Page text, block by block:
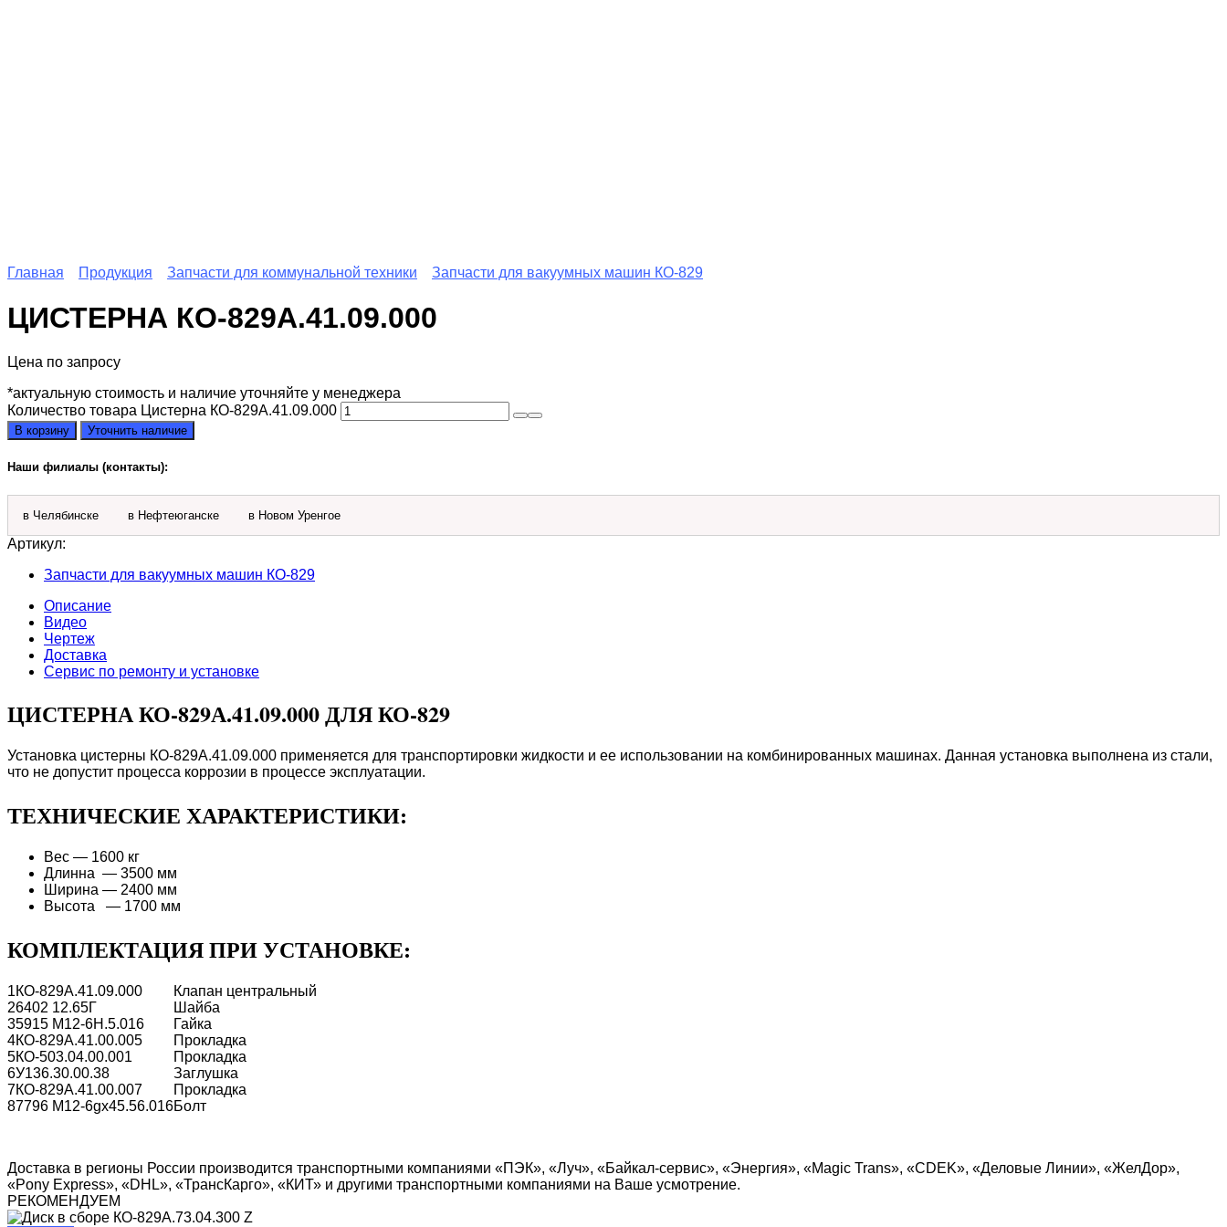
Главная Продукция Запчасти для коммунальной техники Запчасти для вакуумных машин КО-829
ЦИСТЕРНА КО-829А.41.09.000
Цена по запросу
*актуальную стоимость и наличие уточняйте у менеджера
Количество товара Цистерна КО-829А.41.09.000
В корзину Уточнить наличие
Наши филиалы (контакты):
в Челябинске в Нефтеюганске в Новом Уренгое
Артикул:
Запчасти для вакуумных машин КО-829
Описание
Видео
Чертеж
Доставка
Сервис по ремонту и установке
ЦИСТЕРНА КО-829А.41.09.000 ДЛЯ КО-829
Установка цистерны КО-829А.41.09.000 применяется для транспортировки жидкости и ее использовании на комбинированных машинах. Данная установка выполнена из стали,
что не допустит процесса коррозии в процессе эксплуатации.
ТЕХНИЧЕСКИЕ ХАРАКТЕРИСТИКИ:
Вес — 1600 кг
Длинна — 3500 мм
Ширина — 2400 мм
Высота — 1700 мм
КОМПЛЕКТАЦИЯ ПРИ УСТАНОВКЕ:
1КО-829А.41.09.000
Клапан центральный
26402 12.65Г
Шайба
35915 М12-6Н.5.016
Гайка
4КО-829А.41.00.005
Прокладка
5КО-503.04.00.001
Прокладка
6У136.30.00.38
Заглушка
7КО-829А.41.00.007
Прокладка
87796 М12-6gх45.56.016Болт
Доставка в регионы России производится транспортными компаниями «ПЭК», «Луч», «Байкал-сервис», «Энергия», «Magic Trans», «CDEK», «Деловые Линии», «ЖелДор»,
«Pony Express», «DHL», «ТрансКарго», «КИТ» и другими транспортными компаниями на Ваше усмотрение.
РЕКОМЕНДУЕМ